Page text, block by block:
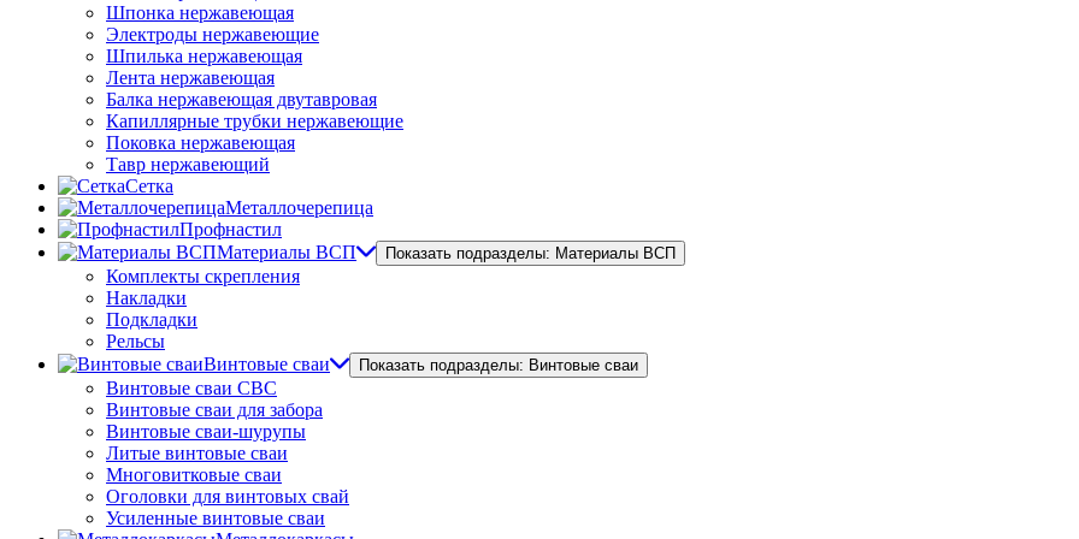
Шпонка нержавеющая
Электроды нержавеющие
Шпилька нержавеющая
Лента нержавеющая
Балка нержавеющая двутавровая
Капиллярные трубки нержавеющие
Поковка нержавеющая
Тавр нержавеющий
Сетка
Металлочерепица
Профнастил
Материалы ВСП
Показать подразделы: Материалы ВСП
Комплекты скрепления
Накладки
Подкладки
Рельсы
Винтовые сваи
Показать подразделы: Винтовые сваи
Винтовые сваи СВС
Винтовые сваи для забора
Винтовые сваи-шурупы
Литые винтовые сваи
Многовитковые сваи
Оголовки для винтовых свай
Усиленные винтовые сваи